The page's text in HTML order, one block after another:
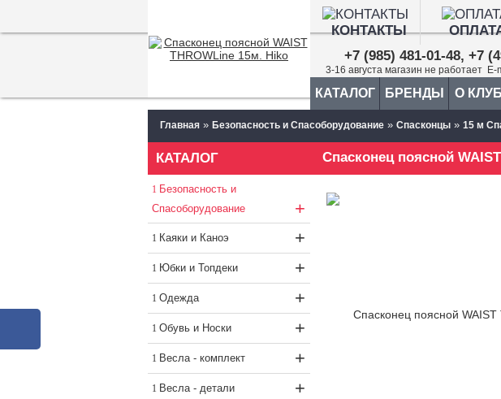
КОНТАКТЫ
+7 (985) 481-01-48, +7
3-16 августа магазин не работает E-
КАТАЛОГ БРЕНДЫ О
Главная » Безопасность и Спасоборудование » Спасконцы » 15 м
КАТАЛОГ
Безопасность и
Спасоборудование
+
Каяки и Каноэ +
Юбки и Топдеки +
Одежда +
Обувь и Носки +
Весла - комплект +
Весла - детали +
Спасконец поясной